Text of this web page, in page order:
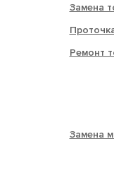
Замена
Ремонт
Замена